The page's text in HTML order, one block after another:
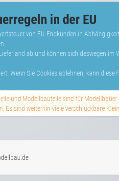
in der EU
von EU-Endkunden in
ab und können sich deswegen im
Wenn Sie Cookies ablehnen, kann diese
und Modellbauteile sind für
Es sind weiterhin viele verschluckbare